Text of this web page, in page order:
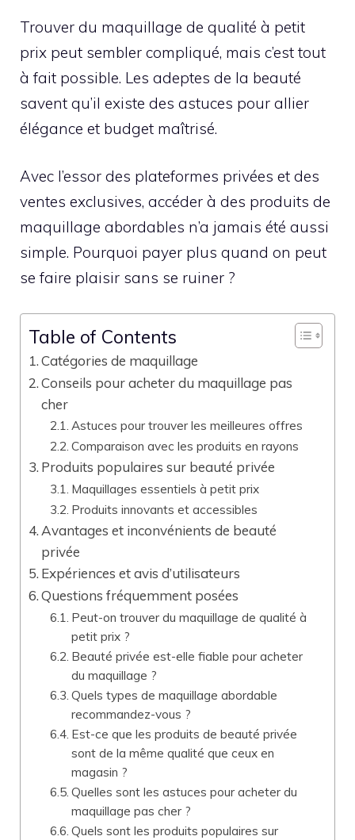
Trouver du maquillage de qualité à petit
prix peut sembler compliqué, mais c’est tout
à fait possible. Les adeptes de la beauté
savent qu’il existe des astuces pour allier
élégance et budget maîtrisé.
Avec l’essor des plateformes privées et des
ventes exclusives, accéder à des produits de
maquillage abordables n’a jamais été aussi
simple. Pourquoi payer plus quand on peut
se faire plaisir sans se ruiner ?
Table of Contents
Catégories de maquillage
Conseils pour acheter du maquillage pas
cher
Astuces pour trouver les meilleures offres
Comparaison avec les produits en rayons
Produits populaires sur beauté privée
Maquillages essentiels à petit prix
Produits innovants et accessibles
Avantages et inconvénients de beauté
privée
Expériences et avis d’utilisateurs
Questions fréquemment posées
Peut-on trouver du maquillage de qualité à
petit prix ?
Beauté privée est-elle fiable pour acheter
du maquillage ?
Quels types de maquillage abordable
recommandez-vous ?
Est-ce que les produits de beauté privée
sont de la même qualité que ceux en
magasin ?
Quelles sont les astuces pour acheter du
maquillage pas cher ?
Quels sont les produits populaires sur